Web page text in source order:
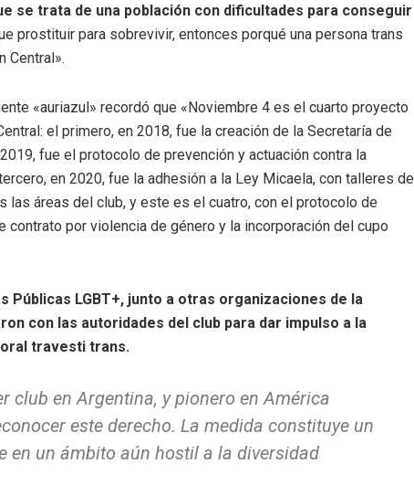
se trata de una población con dificultades para conseguir
prostituir para sobrevivir, entonces porqué una persona trans
Central».
«auriazul» recordó que «Noviembre 4 es el cuarto proyecto
el primero, en 2018, fue la creación de la Secretaría de
fue el protocolo de prevención y actuación contra la
en 2020, fue la adhesión a la Ley Micaela, con talleres de
las áreas del club, y este es el cuatro, con el protocolo de
contrato por violencia de género y la incorporación del cupo
Públicas LGBT+, junto a otras organizaciones de la
con las autoridades del club para dar impulso a la
travesti trans.
club en Argentina, y pionero en América
este derecho. La medida constituye un
en un ámbito aún hostil a la diversidad